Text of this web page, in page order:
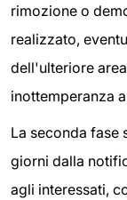
rimozione o
realizzato,
dell'ulteriore
inottemperanza
La seconda fase
giorni dalla
agli interessati,